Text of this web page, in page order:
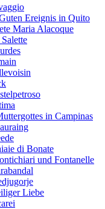
Ereignis in Quito
Maria Alacoque
in Campinas
di Bonate
und Fontanelle
Liebe